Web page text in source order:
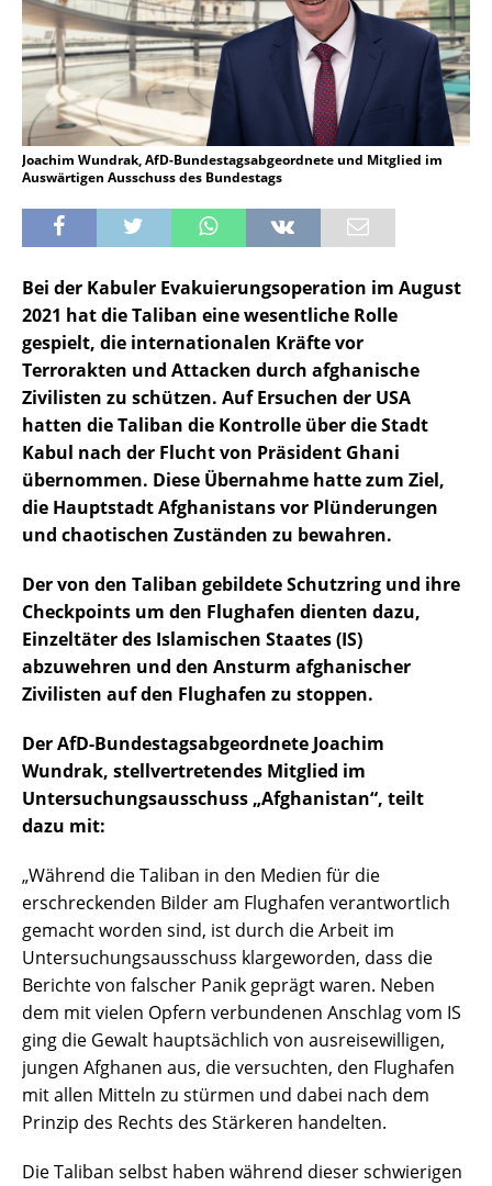
Joachim Wundrak, AfD-Bundestagsabgeordnete und Mitglied im
Auswärtigen Ausschuss des Bundestags
Bei der Kabuler Evakuierungsoperation im August
2021 hat die Taliban eine wesentliche Rolle
gespielt, die internationalen Kräfte vor
Terrorakten und Attacken durch afghanische
Zivilisten zu schützen. Auf Ersuchen der USA
hatten die Taliban die Kontrolle über die Stadt
Kabul nach der Flucht von Präsident Ghani
übernommen. Diese Übernahme hatte zum Ziel,
die Hauptstadt Afghanistans vor Plünderungen
und chaotischen Zuständen zu bewahren.
Der von den Taliban gebildete Schutzring und ihre
Checkpoints um den Flughafen dienten dazu,
Einzeltäter des Islamischen Staates (IS)
abzuwehren und den Ansturm afghanischer
Zivilisten auf den Flughafen zu stoppen.
Der AfD-Bundestagsabgeordnete Joachim
Wundrak, stellvertretendes Mitglied im
Untersuchungsausschuss „Afghanistan“, teilt
dazu mit:
„Während die Taliban in den Medien für die
erschreckenden Bilder am Flughafen verantwortlich
gemacht worden sind, ist durch die Arbeit im
Untersuchungsausschuss klargeworden, dass die
Berichte von falscher Panik geprägt waren. Neben
dem mit vielen Opfern verbundenen Anschlag vom IS
ging die Gewalt hauptsächlich von ausreisewilligen,
jungen Afghanen aus, die versuchten, den Flughafen
mit allen Mitteln zu stürmen und dabei nach dem
Prinzip des Rechts des Stärkeren handelten.
Die Taliban selbst haben während dieser schwierigen